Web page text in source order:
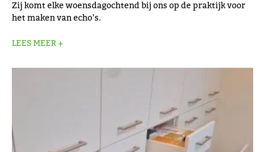
Zij komt elke woensdagochtend bij ons op de praktijk voor
het maken van echo’s.
LEES MEER +